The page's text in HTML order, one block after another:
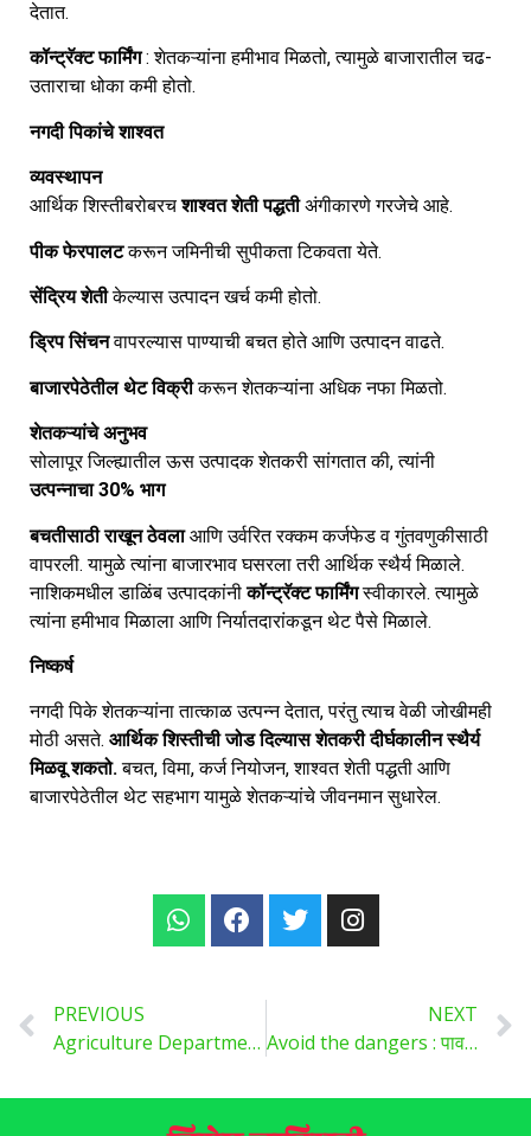
देतात.
कॉन्ट्रॅक्ट फार्मिंग: शेतकऱ्यांना हमीभाव मिळतो, त्यामुळे बाजारातील चढ-
उताराचा धोका कमी होतो.
नगदी पिकांचे शाश्वत
व्यवस्थापन
आर्थिक शिस्तीबरोबरचशाश्वत शेती पद्धतीअंगीकारणे गरजेचे आहे.
पीक फेरपालटकरून जमिनीची सुपीकता टिकवता येते.
सेंद्रिय शेतीकेल्यास उत्पादन खर्च कमी होतो.
ड्रिप सिंचनवापरल्यास पाण्याची बचत होते आणि उत्पादन वाढते.
बाजारपेठेतील थेट विक्रीकरून शेतकऱ्यांना अधिक नफा मिळतो.
शेतकऱ्यांचे अनुभव
सोलापूर जिल्ह्यातील ऊस उत्पादक शेतकरी सांगतात की, त्यांनी
उत्पन्नाचा 30% भाग
बचतीसाठी राखून ठेवलाआणि उर्वरित रक्कम कर्जफेड व गुंतवणुकीसाठी
वापरली. यामुळे त्यांना बाजारभाव घसरला तरी आर्थिक स्थैर्य मिळाले.
नाशिकमधील डाळिंब उत्पादकांनीकॉन्ट्रॅक्ट फार्मिंगस्वीकारले. त्यामुळे
त्यांना हमीभाव मिळाला आणि निर्यातदारांकडून थेट पैसे मिळाले.
निष्कर्ष
नगदी पिके शेतकऱ्यांना तात्काळ उत्पन्न देतात, परंतु त्याच वेळी जोखीमही
मोठी असते. आर्थिक शिस्तीची जोड दिल्यास शेतकरी दीर्घकालीन स्थैर्य
मिळवू शकतो.बचत, विमा, कर्ज नियोजन, शाश्वत शेती पद्धती आणि
बाजारपेठेतील थेट सहभाग यामुळे शेतकऱ्यांचे जीवनमान सुधारेल.
PREVIOUS
Agriculture Department : कृषी विभागाच्या विविध योजना ,शेतकऱ्यांसाठी विकासाचा नवा अध्याय …
NEXT
Avoid the dangers : पावसाळ्याचा धोका टाळा ,घटसर्प, फऱ्या, लाळ्या-खुरकुत यांसाठी लसीकरण अनिवार्य !